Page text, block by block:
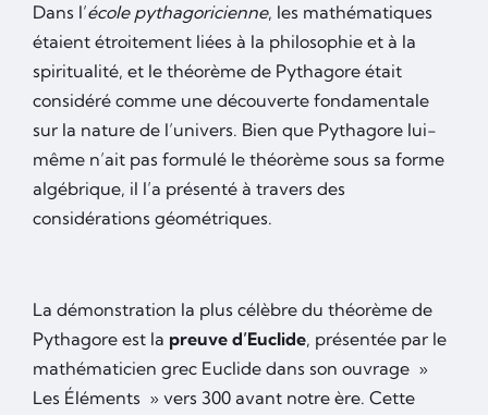
Dans l’école pythagoricienne, les mathématiques
étaient étroitement liées à la philosophie et à la
spiritualité, et le théorème de Pythagore était
considéré comme une découverte fondamentale
sur la nature de l’univers. Bien que Pythagore lui-
même n’ait pas formulé le théorème sous sa forme
algébrique, il l’a présenté à travers des
considérations géométriques.
La démonstration la plus célèbre du théorème de
Pythagore est la preuve d’Euclide, présentée par le
mathématicien grec Euclide dans son ouvrage »
Les Éléments » vers 300 avant notre ère. Cette